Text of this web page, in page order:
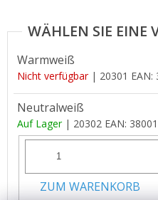
Warmweiß
Nicht verfügbar | 20301 EAN:
Neutralweiß
Auf Lager | 20302 EAN:
ZUM WARENKORB